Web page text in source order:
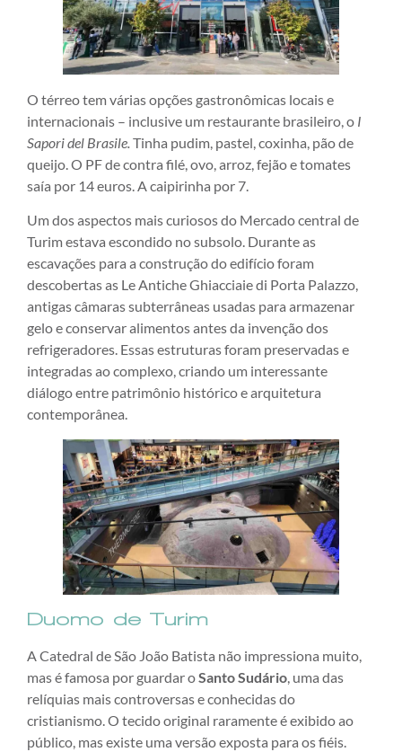
O térreo tem várias opções gastronômicas locais e
internacionais – inclusive um restaurante brasileiro, o I
Sapori del Brasile. Tinha pudim, pastel, coxinha, pão de
queijo. O PF de contra filé, ovo, arroz, fejão e tomates
saía por 14 euros. A caipirinha por 7.
Um dos aspectos mais curiosos do Mercado central de
Turim estava escondido no subsolo. Durante as
escavações para a construção do edifício foram
descobertas as Le Antiche Ghiacciaie di Porta Palazzo,
antigas câmaras subterrâneas usadas para armazenar
gelo e conservar alimentos antes da invenção dos
refrigeradores. Essas estruturas foram preservadas e
integradas ao complexo, criando um interessante
diálogo entre patrimônio histórico e arquitetura
contemporânea.
Duomo de Turim
A Catedral de São João Batista não impressiona muito,
mas é famosa por guardar oSanto Sudário, uma das
relíquias mais controversas e conhecidas do
cristianismo. O tecido original raramente é exibido ao
público, mas existe uma versão exposta para os fiéis.